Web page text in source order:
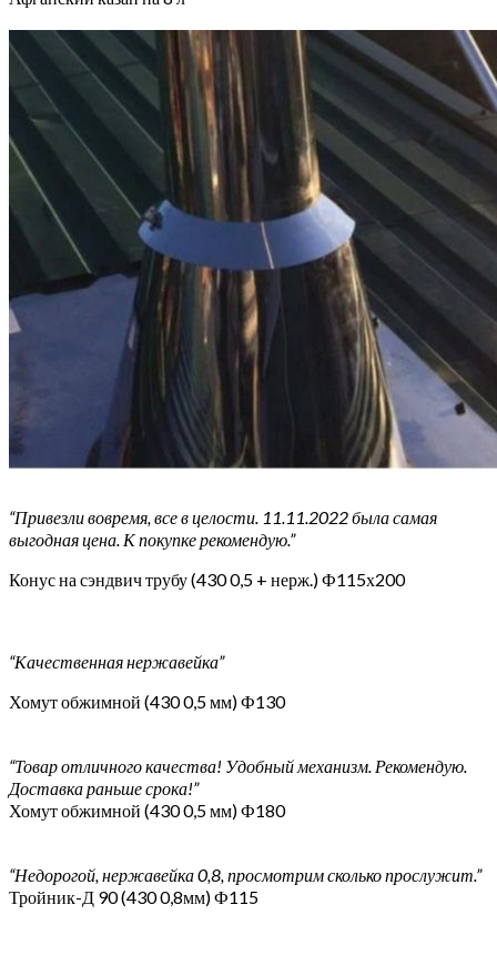
“Привезли вовремя, все в целости. 11.11.2022 была самая
выгодная цена. К покупке рекомендую.”
Конус на сэндвич трубу (430 0,5 + нерж.) Ф115х200
“Качественная нержавейка”
Хомут обжимной (430 0,5 мм) Ф130
“Товар отличного качества! Удобный механизм. Рекомендую.
Доставка раньше срока!”
Хомут обжимной (430 0,5 мм) Ф180
“Недорогой, нержавейка 0,8, просмотрим сколько прослужит.”
Тройник-Д 90 (430 0,8мм) Ф115